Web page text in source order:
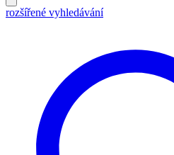
rozšířené vyhledávání